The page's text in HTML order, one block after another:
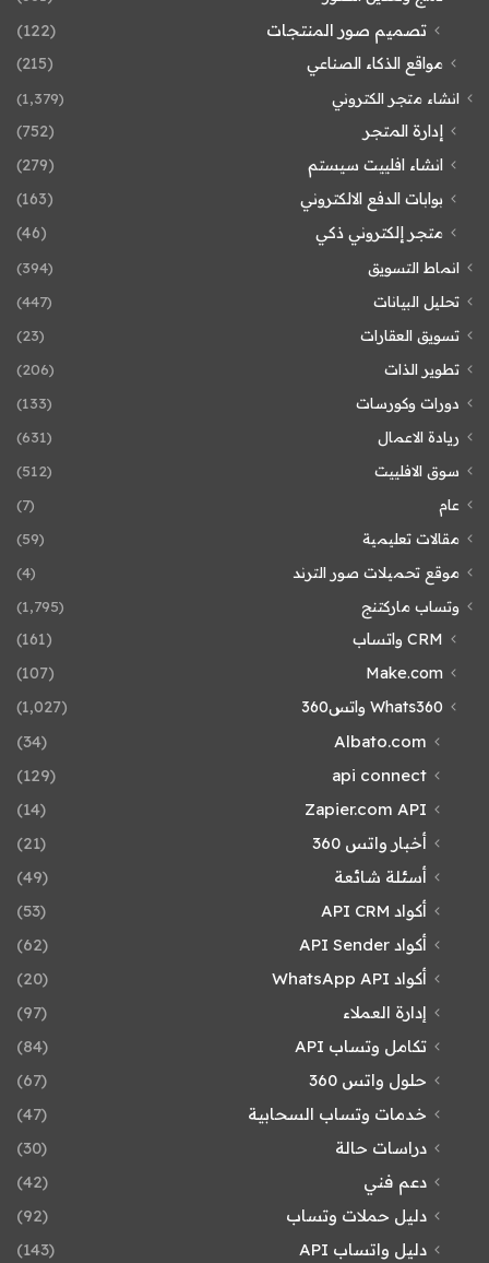
تصميم صور المنتجات (122)
مواقع الذكاء الصناعي (215)
انشاء متجر الكتروني (1٬379)
إدارة المتجر
(752)
انشاء افلييت سيستم
(279)
بوابات الدفع الالكتروني
(163)
متجر إلكتروني ذكي
(46)
انماط التسويق
(394)
تحليل البيانات
(447)
تسويق العقارات
(23)
تطوير الذات
(206)
دورات وكورسات
(133)
ريادة الاعمال
(631)
سوق الافلييت
(512)
عام
(7)
مقالات تعليمية
(59)
موقع تحميلات صور الترند
(4)
وتساب ماركتنج
(1٬795)
CRM واتساب
(161)
Make.com
(107)
Whats360 واتس360
(1٬027)
Albato.com
(34)
api connect
(129)
Zapier.com API
(14)
أخبار واتس 360
(21)
أسئلة شائعة
(49)
أكواد API CRM
(53)
أكواد API Sender
(62)
أكواد WhatsApp API
(20)
إدارة العملاء
(97)
تكامل وتساب API
(84)
حلول واتس 360
(67)
خدمات وتساب السحابية
(47)
دراسات حالة
(30)
دعم فني
(42)
دليل حملات وتساب
(92)
دليل واتساب API
(143)